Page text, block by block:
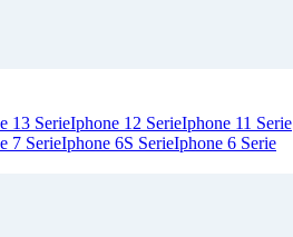
13 SerieIphone 12 SerieIphone 11 Serie
7 SerieIphone 6S SerieIphone 6 Serie